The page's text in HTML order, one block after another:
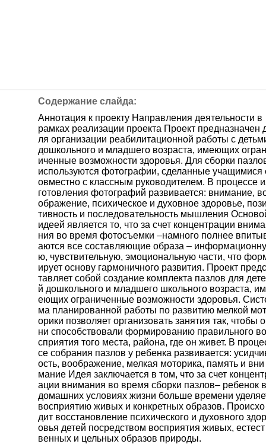
Аннотация к проекту Направления деятельности в
рамках реализации проекта Проект предназначен
ля организации реабилитационной работы с
дошкольного и младшего возраста, имеющих огран
иченные возможности здоровья. Для сборки
используются фотографии, сделанные учащимися
овместно с классным руководителем. В процессе
готовления фотографий развивается: внимание,
ображение, психическое и духовное здоровье, пози
тивность и последовательность мышления
идеей является то, что за счет концентрации внима
ния во время фотосъемки –намного полнее
аются все составляющие образа – информационну
ю, чувствительную, эмоциональную части, что
ирует основу гармоничного развития. Проект предс
тавляет собой создание комплекта пазлов для дете
й дошкольного и младшего школьного возраста, им
еющих ограниченные возможности здоровья.
ма планированной работы по развитию мелкой мот
орики позволяет организовать занятия так, чтобы о
ни способствовали формированию правильного во
сприятия того места, района, где он живет. В
се собрания пазлов у ребенка развивается:
ость, воображение, мелкая моторика, память и вни
мание Идея заключается в том, что за счет
ации внимания во время сборки пазлов– ребенок в
домашних условиях жизни больше времени
восприятию живых и конкретных образов. Происхо
дит восстановление психического и духовного здор
овья детей посредством восприятия живых, естест
венных и цельных образов природы.